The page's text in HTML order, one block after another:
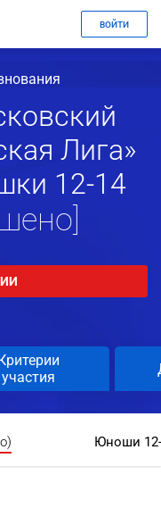
ВОЙТИ
Лига»
12-14
участия
Юноши